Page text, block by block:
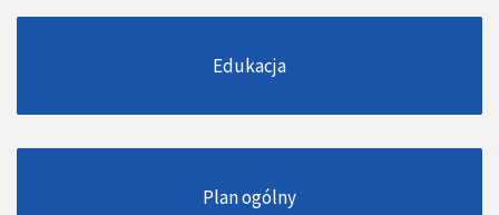
Edukacja
Plan ogólny